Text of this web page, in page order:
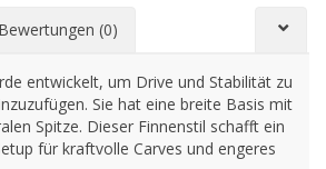
Bewertungen (0)
entwickelt, um Drive und Stabilität zu
Sie hat eine breite Basis mit
Spitze. Dieser Finnenstil schafft ein
für kraftvolle Carves und engeres